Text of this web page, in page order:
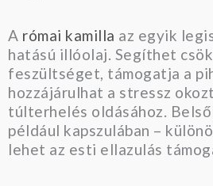
A római kamilla az egyik
hatású illóolaj. Segíthet
feszültséget, támogatja a
hozzájárulhat a stressz
túlterhelés oldásához.
például kapszulában –
lehet az esti ellazulás